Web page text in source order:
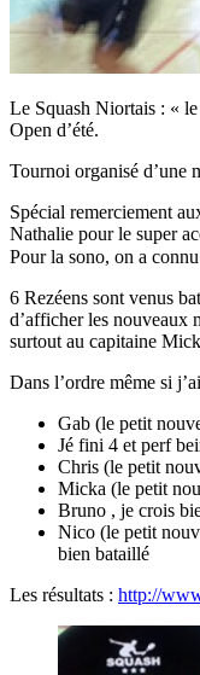
Le Squash Niortais : «
Open d’été.
Tournoi organisé d’une
Spécial remerciement
Nathalie pour le super
Pour la sono, on a
6 Rezéens sont venus
d’afficher les nouveaux
surtout au capitaine
Dans l’ordre même si
Gab (le petit
Jé fini 4 et perf
Chris (le petit
Micka (le petit
Bruno , je crois
Nico (le petit
bien bataillé
Les résultats : http://